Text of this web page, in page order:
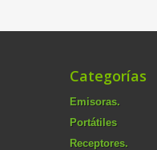
Categorías
Emisoras.
Portátiles
Receptores.